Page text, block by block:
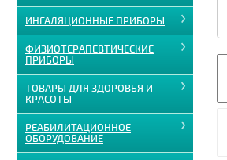
ИНГАЛЯЦИОННЫЕ ПРИБОРЫ
ФИЗИОТЕРАПЕВТИЧЕСКИЕ
ПРИБОРЫ
ТОВАРЫ ДЛЯ ЗДОРОВЬЯ И
КРАСОТЫ
РЕАБИЛИТАЦИОННОЕ
ОБОРУДОВАНИЕ